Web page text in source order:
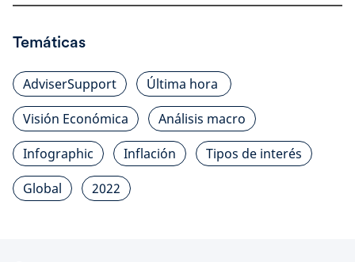
Temáticas
AdviserSupport
Última hora
Visión Económica
Análisis macro
Infographic
Inflación
Tipos de interés
Global
2022